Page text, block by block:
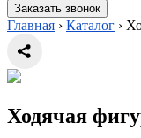
Заказать звонок
Главная › Каталог ›
Ходячая